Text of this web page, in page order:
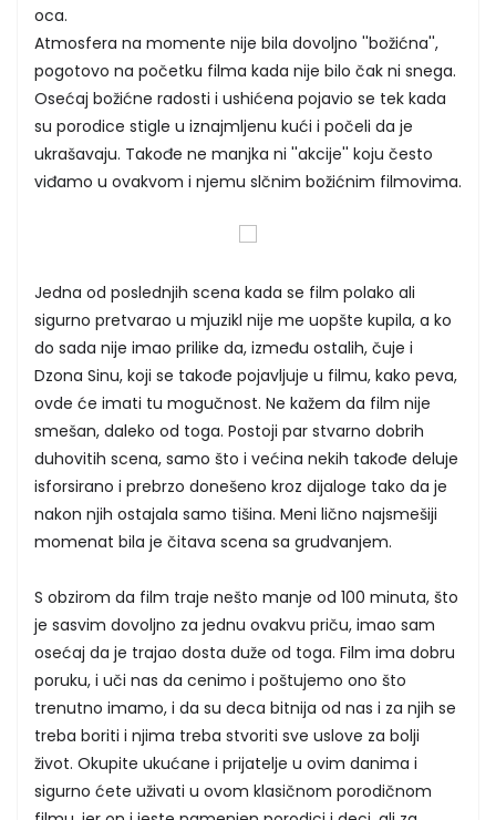
oca.
Atmosfera na momente nije bila dovoljno ''božićna'',
pogotovo na početku filma kada nije bilo čak ni snega.
Osećaj božićne radosti i ushićena pojavio se tek kada
su porodice stigle u iznajmljenu kući i počeli da je
ukrašavaju. Takođe ne manjka ni ''akcije'' koju često
viđamo u ovakvom i njemu slčnim božićnim filmovima.
Jedna od poslednjih scena kada se film polako ali
sigurno pretvarao u mjuzikl nije me uopšte kupila, a ko
do sada nije imao prilike da, između ostalih, čuje i
Dzona Sinu, koji se takođe pojavljuje u filmu, kako peva,
ovde će imati tu mogučnost. Ne kažem da film nije
smešan, daleko od toga. Postoji par stvarno dobrih
duhovitih scena, samo što i većina nekih takođe deluje
isforsirano i prebrzo donešeno kroz dijaloge tako da je
nakon njih ostajala samo tišina. Meni lično najsmešiji
momenat bila je čitava scena sa grudvanjem.
S obzirom da film traje nešto manje od 100 minuta, što
je sasvim dovoljno za jednu ovakvu priču, imao sam
osećaj da je trajao dosta duže od toga. Film ima dobru
poruku, i uči nas da cenimo i poštujemo ono što
trenutno imamo, i da su deca bitnija od nas i za njih se
treba boriti i njima treba stvoriti sve uslove za bolji
život. Okupite ukućane i prijatelje u ovim danima i
sigurno ćete uživati u ovom klasičnom porodičnom